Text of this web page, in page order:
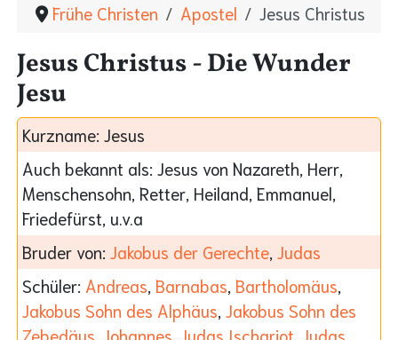
Frühe Christen Apostel Jesus Christus
Jesus Christus - Die Wunder
Jesu
Kurzname: Jesus
Auch bekannt als: Jesus von Nazareth, Herr,
Menschensohn, Retter, Heiland, Emmanuel,
Friedefürst, u.v.a
Bruder von: Jakobus der Gerechte Judas
Schüler: Andreas Barnabas Bartholomäus
Jakobus Sohn des Alphäus Jakobus Sohn des
Zebedäus Johannes Judas Ischariot Judas